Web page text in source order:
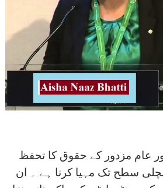
عام مزدور کے حقوق کا تحفظ
سطح تک مہیا کرنا ہے ۔ ان